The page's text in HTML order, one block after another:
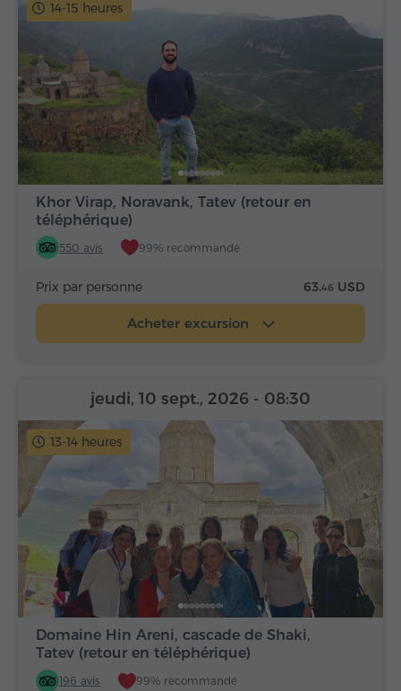
14-15 heures
Khor Virap, Noravank, Tatev (retour en
téléphérique)
550 avis 99% recommandé
Prix par personne 63.46 USD
Acheter excursion
13-14 heures
Domaine Hin Areni, cascade de Shaki,
Tatev (retour en téléphérique)
196 avis 99% recommandé
jeudi, 10 sept., 2026 - 08:30